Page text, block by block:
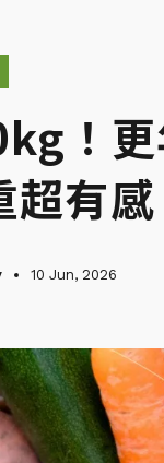
！
超有感
10 Jun, 2026